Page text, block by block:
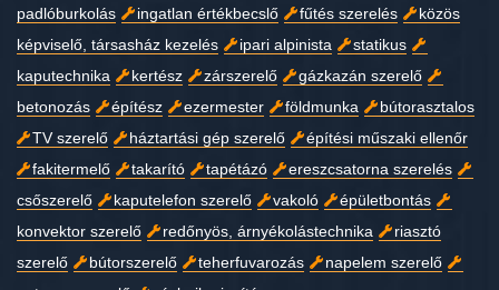
padlóburkolás
ingatlan értékbecslő fűtés szerelés
közös
képviselő, társasház kezelés
ipari alpinista
statikus
kaputechnika
kertész zárszerelő
gázkazán szerelő
betonozás
építész ezermester földmunka
bútorasztalos
TV szerelő
háztartási gép szerelő
építési műszaki ellenőr
fakitermelő
takarító tapétázó
ereszcsatorna szerelés
csőszerelő
kaputelefon szerelő vakoló
épületbontás
konvektor szerelő
redőnyös, árnyékolástechnika
riasztó
szerelő
bútorszerelő teherfuvarozás
napelem szerelő